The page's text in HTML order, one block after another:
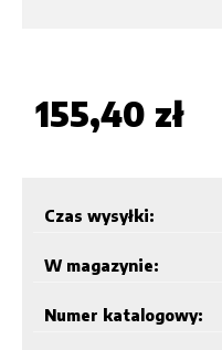
155,40 zł
Czas wysyłki:
W magazynie:
Numer katalogowy: